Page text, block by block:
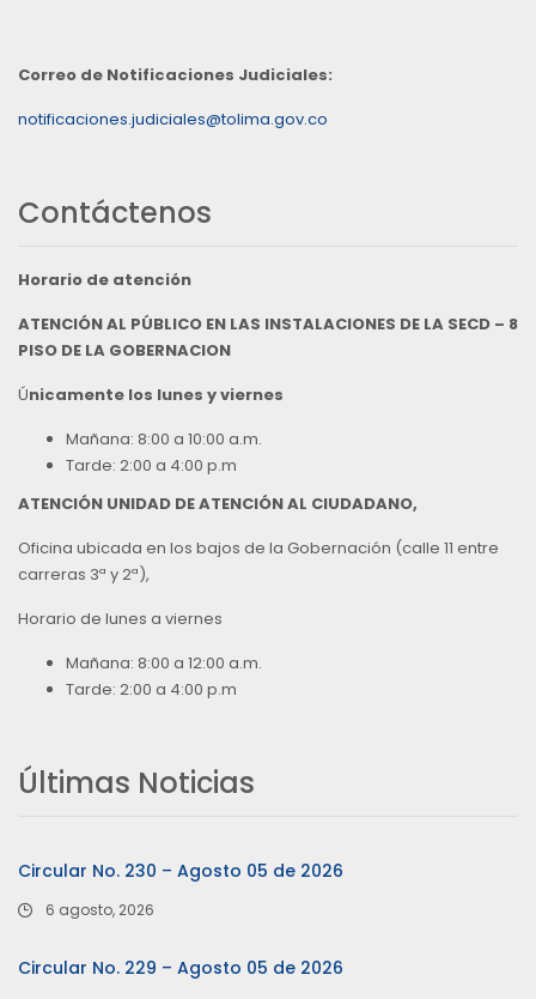
Correo de Notificaciones Judiciales:
notificaciones.judiciales@tolima.gov.co
Contáctenos
Horario de atención
ATENCIÓN AL PÚBLICO EN LAS INSTALACIONES DE LA SECD – 8
PISO DE LA GOBERNACION
Únicamente los lunes y viernes
Mañana: 8:00 a 10:00 a.m.
Tarde: 2:00 a 4:00 p.m
ATENCIÓN UNIDAD DE ATENCIÓN AL CIUDADANO,
Oficina ubicada en los bajos de la Gobernación (calle 11 entre
carreras 3ª y 2ª),
Horario de lunes a viernes
Mañana: 8:00 a 12:00 a.m.
Tarde: 2:00 a 4:00 p.m
Últimas Noticias
Circular No. 230 – Agosto 05 de 2026
6 agosto, 2026
Circular No. 229 – Agosto 05 de 2026